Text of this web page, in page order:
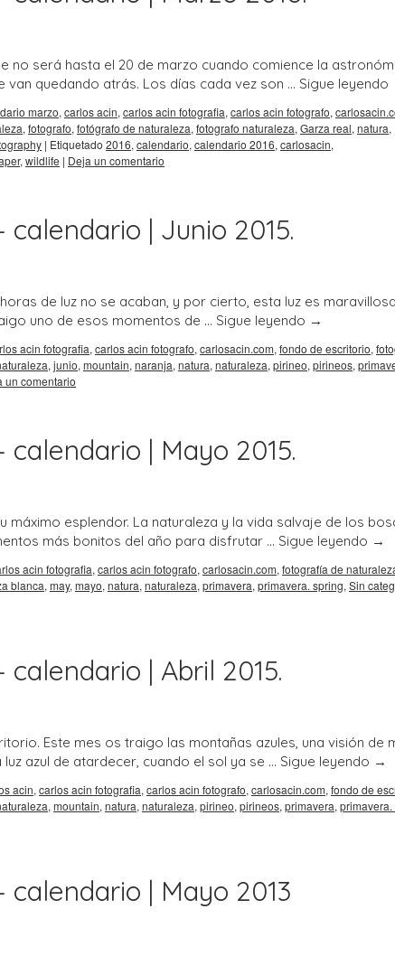
no será hasta el 20 de marzo cuando comience la
quedando atrás. Los días cada vez son … Sigue leyendo
marzo, carlos acin, carlos acin fotografia, carlos acin fotografo,
, fotografo, fotógrafo de naturaleza, fotografo naturaleza, Garza real, natura,
| Etiquetado 2016, calendario, calendario 2016, carlosacin,
, wildlife | Deja un comentario
| Junio 2015.
de luz no se acaban, y por cierto, esta luz es
uno de esos momentos de … Sigue leyendo →
acin fotografia, carlos acin fotografo, carlosacin.com, fondo de escritorio,
, junio, mountain, naranja, natura, naturaleza, pirineo, pirineos,
un comentario
| Mayo 2015.
esplendor. La naturaleza y la vida salvaje de los
más bonitos del año para disfrutar … Sigue leyendo →
acin fotografia, carlos acin fotografo, carlosacin.com, fotografía de
blanca, may, mayo, natura, naturaleza, primavera, primavera. spring, Sin
| Abril 2015.
Este mes os traigo las montañas azules, una visión de
azul de atardecer, cuando el sol ya se … Sigue leyendo →
acin, carlos acin fotografia, carlos acin fotografo, carlosacin.com, fondo de
, mountain, natura, naturaleza, pirineo, pirineos, primavera, primavera.
| Mayo 2013